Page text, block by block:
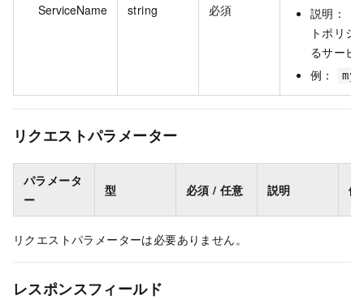
ServiceName string 必須
説明：
トポリシ
るサービ
例：
リクエストパラメーター
パラメータ
ー
型 必須 / 任意 説明 例
リクエストパラメーターは必要ありません。
レスポンスフィールド